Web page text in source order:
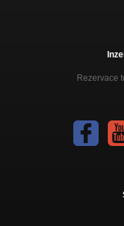
Rezervace